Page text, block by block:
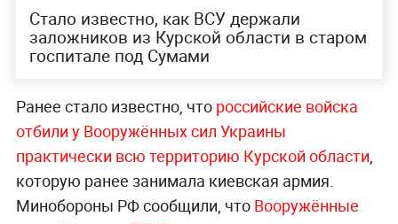
Стало известно, как ВСУ держали
заложников из Курской области в старом
госпитале под Сумами
Ранее стало известно, что российские войска
отбили у Вооружённых сил Украины
практически всю территорию Курской области,
которую ранее занимала киевская армия.
Минобороны РФ сообщили, что Вооружённые